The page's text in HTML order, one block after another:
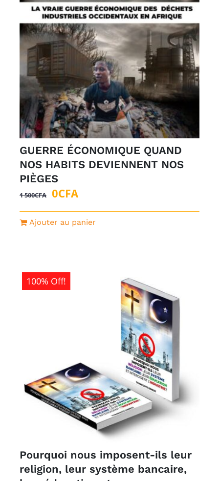
GUERRE ÉCONOMIQUE QUAND
NOS HABITS DEVIENNENT NOS
PIÈGES
1 500CFA
Le
prix
initial
0CFALe
prix
actuel
Ajouter au panier
100% Off!
Pourquoi nous imposent-ils leur
religion, leur système bancaire,